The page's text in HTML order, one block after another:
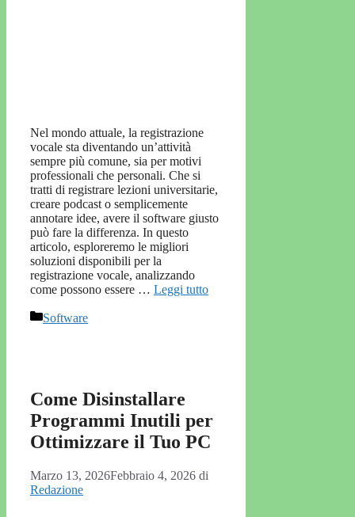
Nel mondo attuale, la registrazione
vocale sta diventando un’attività
sempre più comune, sia per motivi
professionali che personali. Che si
tratti di registrare lezioni universitarie,
creare podcast o semplicemente
annotare idee, avere il software giusto
può fare la differenza. In questo
articolo, esploreremo le migliori
soluzioni disponibili per la
registrazione vocale, analizzando
come possono essere … Leggi tutto
Categorie
Software
Come Disinstallare
Programmi Inutili per
Ottimizzare il Tuo PC
Marzo 13, 2026Febbraio 4, 2026 di
Redazione